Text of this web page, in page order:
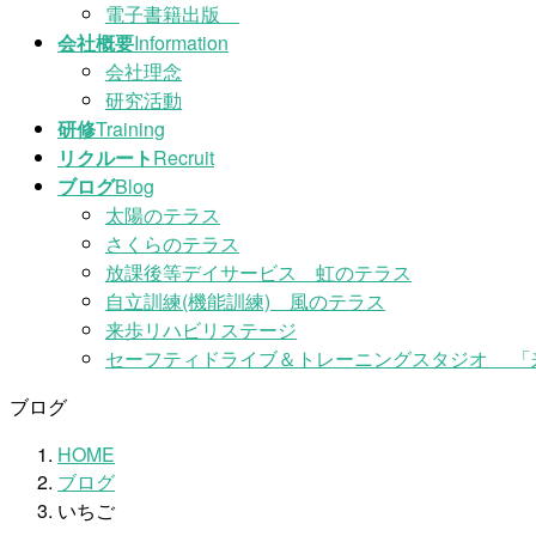
電子書籍出版
会社概要Information
会社理念
研究活動
研修Training
リクルートRecruit
ブログBlog
太陽のテラス
さくらのテラス
放課後等デイサービス 虹のテラス
自立訓練(機能訓練) 風のテラス
来歩リハビリステージ
セーフティドライブ＆トレーニングスタジオ 「
ブログ
HOME
ブログ
いちご